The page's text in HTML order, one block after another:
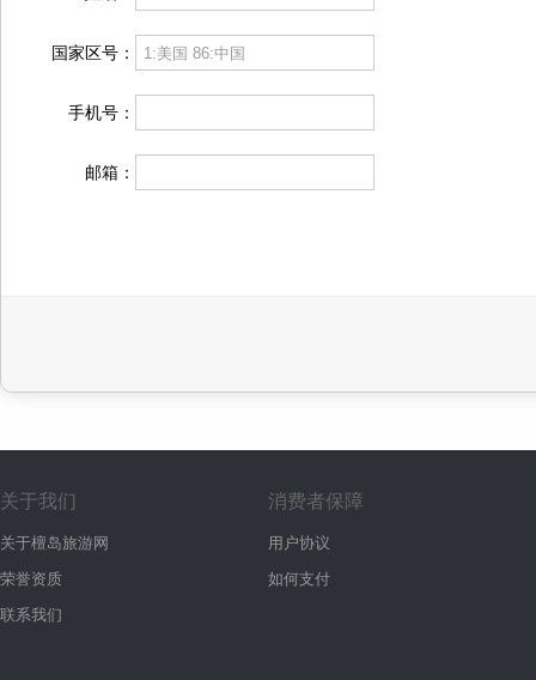
国家区号：
手机号：
邮箱：
关于我们
关于檀岛旅游网
荣誉资质
联系我们
消费者保障
用户协议
如何支付